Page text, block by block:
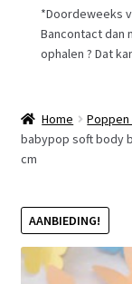
Voorwaarden
Afrekenen
Gastenboek
Retouren
Over ons
*Doordeweeks
Bancontact dan
ophalen ? Dat
Home
babypop soft body
cm
AANBIEDING!